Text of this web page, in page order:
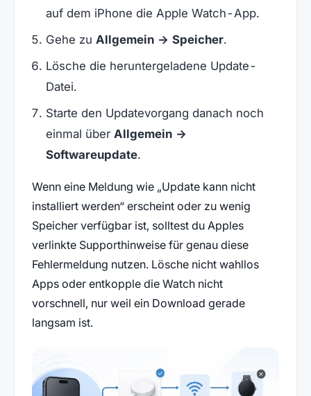
auf dem iPhone die Apple Watch-App.
Gehe zu Allgemein → Speicher.
Lösche die heruntergeladene Update-
Datei.
Starte den Updatevorgang danach noch
einmal über Allgemein →
Softwareupdate.
Wenn eine Meldung wie „Update kann nicht
installiert werden“ erscheint oder zu wenig
Speicher verfügbar ist, solltest du Apples
verlinkte Supporthinweise für genau diese
Fehlermeldung nutzen. Lösche nicht wahllos
Apps oder entkopple die Watch nicht
vorschnell, nur weil ein Download gerade
langsam ist.